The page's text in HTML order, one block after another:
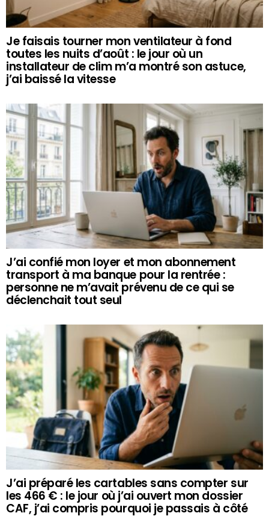
Je faisais tourner mon ventilateur à fond
toutes les nuits d’août : le jour où un
installateur de clim m’a montré son astuce,
j’ai baissé la vitesse
J’ai confié mon loyer et mon abonnement
transport à ma banque pour la rentrée :
personne ne m’avait prévenu de ce qui se
déclenchait tout seul
J’ai préparé les cartables sans compter sur
les 466 € : le jour où j’ai ouvert mon dossier
CAF, j’ai compris pourquoi je passais à côté